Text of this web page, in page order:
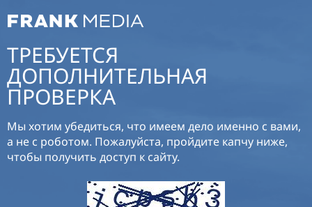
ТРЕБУЕТСЯ
ДОПОЛНИТЕЛЬНАЯ
ПРОВЕРКА
Мы хотим убедиться, что имеем дело именно с вами,
а не с роботом. Пожалуйста, пройдите капчу ниже,
чтобы получить доступ к сайту.